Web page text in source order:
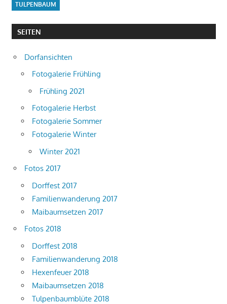
TULPENBAUM
SEITEN
Dorfansichten
Fotogalerie Frühling
Frühling 2021
Fotogalerie Herbst
Fotogalerie Sommer
Fotogalerie Winter
Winter 2021
Fotos 2017
Dorffest 2017
Familienwanderung 2017
Maibaumsetzen 2017
Fotos 2018
Dorffest 2018
Familienwanderung 2018
Hexenfeuer 2018
Maibaumsetzen 2018
Tulpenbaumblüte 2018